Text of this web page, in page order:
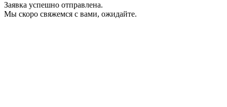
Заявка успешно отправлена.
Мы скоро свяжемся с вами, ожидайте.